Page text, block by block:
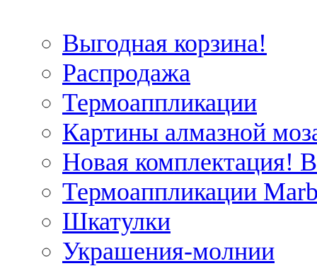
Выгодная корзина!
Распродажа
Термоаппликации
Картины алмазной
Новая комплектация!
Термоаппликации
Шкатулки
Украшения-молнии